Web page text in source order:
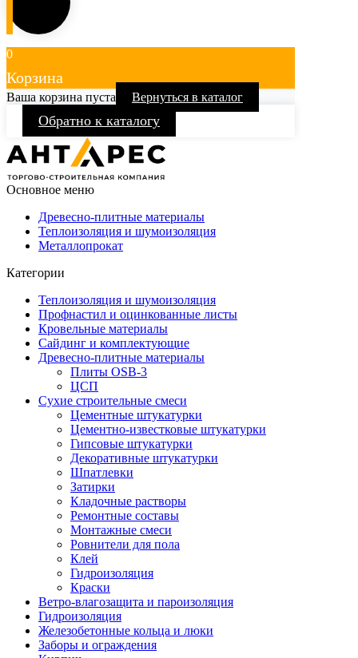
0
Корзина
Ваша корзина пуста Вернуться в каталог
Обратно к каталогу
Основное меню
Древесно-плитные материалы
Теплоизоляция и шумоизоляция
Металлопрокат
Категории
Теплоизоляция и шумоизоляция
Профнастил и оцинкованные листы
Кровельные материалы
Сайдинг и комплектующие
Древесно-плитные материалы
Плиты OSB-3
ЦСП
Сухие строительные смеси
Цементные штукатурки
Цементно-известковые штукатурки
Гипсовые штукатурки
Декоративные штукатурки
Шпатлевки
Затирки
Кладочные растворы
Ремонтные составы
Монтажные смеси
Ровнители для пола
Клей
Гидроизоляция
Краски
Ветро-влагозащита и пароизоляция
Гидроизоляция
Железобетонные кольца и люки
Заборы и ограждения